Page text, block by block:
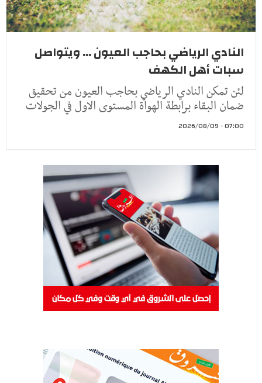
النادي الرياضي بحاجب العيون ... ويتواصل
سبات أهل الكهف
لئن تمكن النادي الرياضي بحاجب العيون من تحقيق
ضمان البقاء برابطة الهواة المستوى الاول في الجولات
07:00 - 2026/08/09